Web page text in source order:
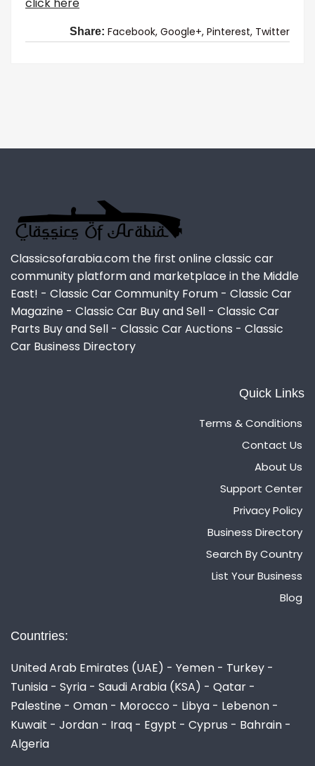
Share: Facebook, Google+, Pinterest, Twitter
Classicsofarabia.com the first online classic car
community platform and marketplace in the Middle
East! - Classic Car Community Forum - Classic Car
Magazine - Classic Car Buy and Sell - Classic Car
Parts Buy and Sell - Classic Car Auctions - Classic
Car Business Directory
Quick Links
Terms & Conditions
Contact Us
About Us
Support Center
Privacy Policy
Business Directory
Search By Country
List Your Business
Blog
Countries:
United Arab Emirates (UAE) - Yemen - Turkey -
Tunisia - Syria - Saudi Arabia (KSA) - Qatar -
Palestine - Oman - Morocco - Libya - Lebenon -
Kuwait - Jordan - Iraq - Egypt - Cyprus - Bahrain -
Algeria